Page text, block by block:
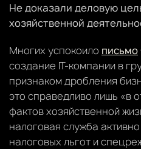
Не доказали деловую
хозяйственной
Многих успокоило письмо
создание IT-компании в
признаком дробления
это справедливо лишь «в
фактов хозяйственной
налоговая служба
налоговых льгот и